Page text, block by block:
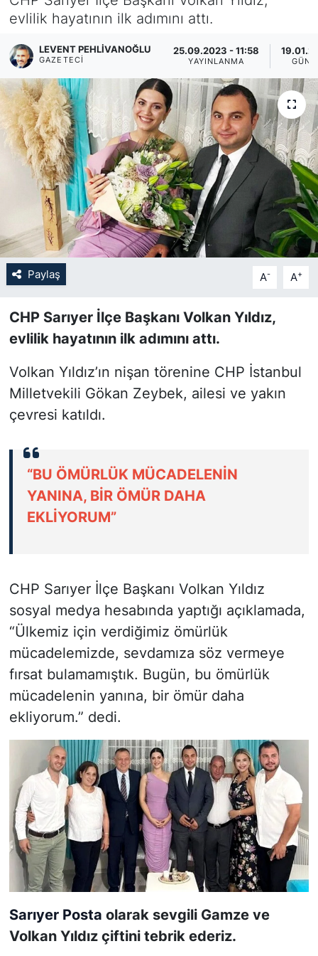
evlilik hayatının ilk adımını attı.
LEVENT PEHLIVANOĞLU
GAZETECI
25.09.2023 - 11:58
YAYINLANMA
Paylaş A- A+
CHP Sarıyer İlçe Başkanı Volkan Yıldız,
evlilik hayatının ilk adımını attı.
Volkan Yıldız’ın nişan törenine CHP İstanbul
Milletvekili Gökan Zeybek, ailesi ve yakın
çevresi katıldı.
“BU ÖMÜRLÜK MÜCADELENİN
YANINA, BİR ÖMÜR DAHA
EKLİYORUM”
CHP Sarıyer İlçe Başkanı Volkan Yıldız
sosyal medya hesabında yaptığı açıklamada,
“Ülkemiz için verdiğimiz ömürlük
mücadelemizde, sevdamıza söz vermeye
fırsat bulamamıştık. Bugün, bu ömürlük
mücadelenin yanına, bir ömür daha
ekliyorum.” dedi.
Sarıyer Posta olarak sevgili Gamze ve
Volkan Yıldız çiftini tebrik ederiz.
KÖŞE YAZILARI
KÖŞE YAZILARI (Arşiv)
KÜLTÜR SANAT
MAGAZİN
RÖPORTAJ
SAĞLIK
SARIYER HABERLERİ
SARIYER İMAR BARIŞI
SEKTÖR
SON DAKİKA HABERİ
SPOR
TEKNOLOJİ
TÜRKİYE VE DÜNYA GÜNDEMİ